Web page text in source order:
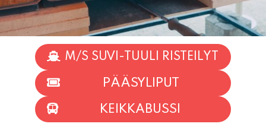
M/S SUVI-TUULI RISTEILYT
PÄÄSYLIPUT
KEIKKABUSSI
ENNAKKOVARAUS